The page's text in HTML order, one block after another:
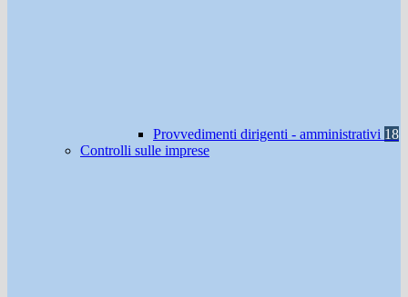
Provvedimenti dirigenti - amministrativi 18
Controlli sulle imprese